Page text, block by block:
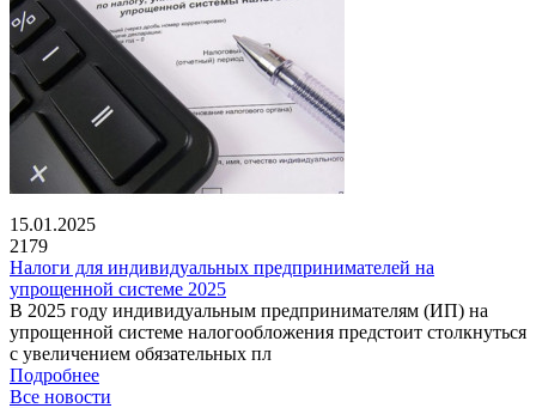
15.01.2025
2179
Налоги для индивидуальных предпринимателей на
упрощенной системе 2025
В 2025 году индивидуальным предпринимателям (ИП) на
упрощенной системе налогообложения предстоит столкнуться
с увеличением обязательных пл
Подробнее
Все новости